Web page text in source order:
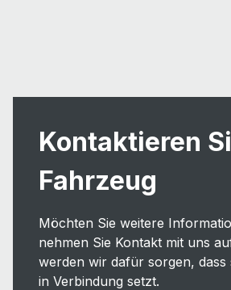
Kontaktieren
Fahrzeug
Möchten Sie weitere
nehmen Sie Kontakt mit uns
werden wir dafür sorgen,
in Verbindung setzt.